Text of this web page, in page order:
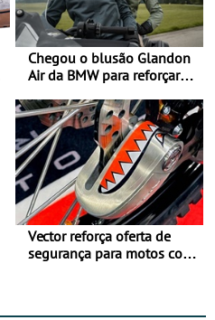
Chegou o blusão Glandon
Air da BMW para reforçar
verão
Vector reforça oferta de
segurança para motos com